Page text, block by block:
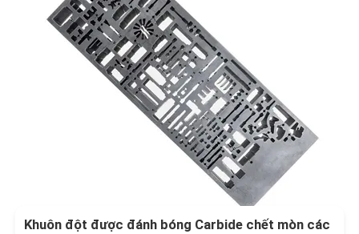
Khuôn đột được đánh bóng Carbide chết mòn các